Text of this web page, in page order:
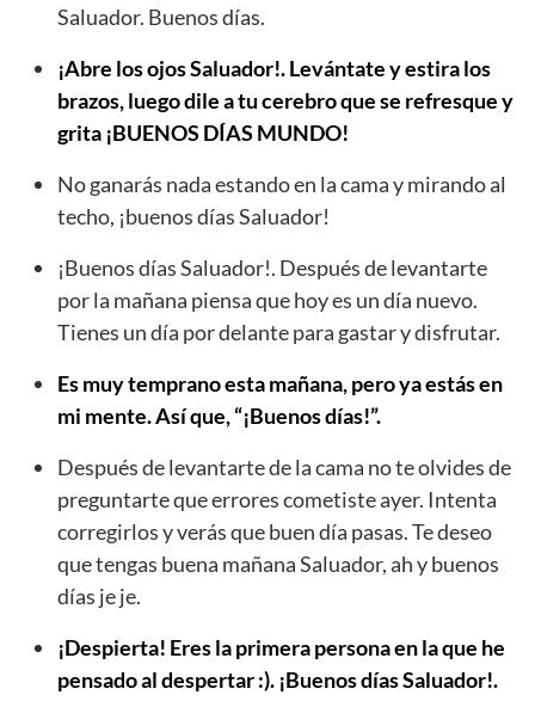
Saluador. Buenos días.
¡Abre los ojos Saluador!. Levántate y estira los
brazos, luego dile a tu cerebro que se refresque y
grita ¡BUENOS DÍAS MUNDO!
No ganarás nada estando en la cama y mirando al
techo, ¡buenos días Saluador!
¡Buenos días Saluador!. Después de levantarte
por la mañana piensa que hoy es un día nuevo.
Tienes un día por delante para gastar y disfrutar.
Es muy temprano esta mañana, pero ya estás en
mi mente. Así que, “¡Buenos días!”.
Después de levantarte de la cama no te olvides de
preguntarte que errores cometiste ayer. Intenta
corregirlos y verás que buen día pasas. Te deseo
que tengas buena mañana Saluador, ah y buenos
días je je.
¡Despierta! Eres la primera persona en la que he
pensado al despertar :). ¡Buenos días Saluador!.